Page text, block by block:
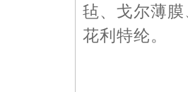
毡、戈尔薄
花利特纶。